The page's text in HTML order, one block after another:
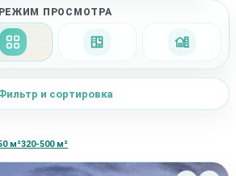
РЕЖИМ ПРОСМОТРА
Сетка Планировки Фасад +
и сортировка
м²320-500 м²